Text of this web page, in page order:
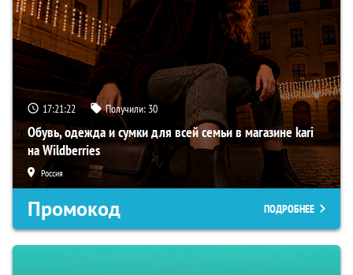
17:21:22 Получили: 30
Обувь, одежда и сумки для всей семьи в магазине kari
на Wildberries
Россия
Промокод ПОДРОБНЕЕ